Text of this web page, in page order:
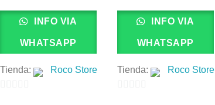
INFO VIA
WHATSAPP
Tienda: Roco Store
INFO VIA
WHATSAPP
Tienda: Roco Store